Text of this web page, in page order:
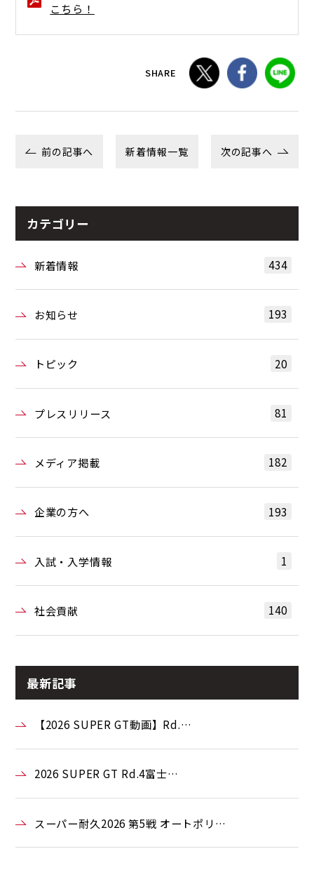
こちら！
SHARE
前の記事へ 新着情報一覧 次の記事へ
カテゴリー
新着情報 434
お知らせ 193
トピック 20
プレスリリース 81
メディア掲載 182
企業の方へ 193
入試・入学情報 1
社会貢献 140
最新記事
【2026 SUPER GT動画】Rd.…
2026 SUPER GT Rd.4富士…
スーパー耐久2026 第5戦 オートポリ…